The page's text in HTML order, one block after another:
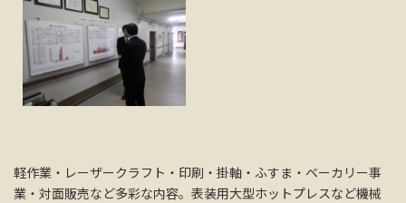
軽作業・レーザークラフト・印刷・掛軸・ふすま・ベーカリー事
業・対面販売など多彩な内容。表装用大型ホットプレスなど機械